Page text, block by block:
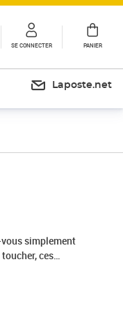
SE CONNECTER PANIER
Laposte.net
vous simplement
ces
chromé offre
de